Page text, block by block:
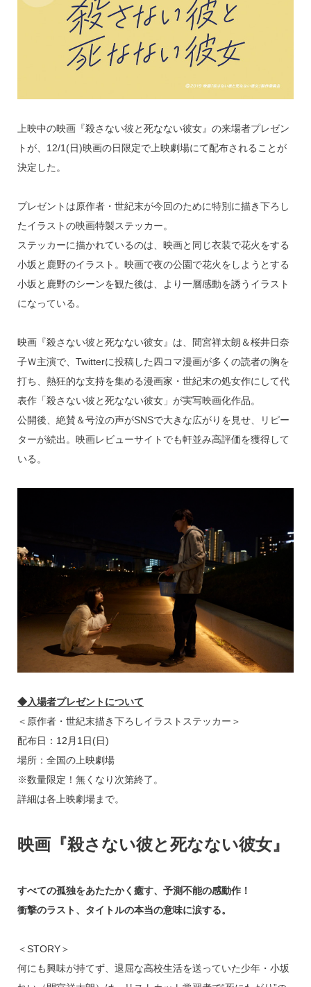
上映中の映画『殺さない彼と死なない彼女』の来場者プレゼン
トが、12/1(日)映画の日限定で上映劇場にて配布されることが
決定した。
プレゼントは原作者・世紀末が今回のために特別に描き下ろし
たイラストの映画特製ステッカー。
ステッカーに描かれているのは、映画と同じ衣装で花火をする
小坂と鹿野のイラスト。映画で夜の公園で花火をしようとする
小坂と鹿野のシーンを観た後は、より一層感動を誘うイラスト
になっている。
映画『殺さない彼と死なない彼女』は、間宮祥太朗＆桜井日奈
子Ｗ主演で、Twitterに投稿した四コマ漫画が多くの読者の胸を
打ち、熱狂的な支持を集める漫画家・世紀末の処女作にして代
表作「殺さない彼と死なない彼女」が実写映画化作品。
公開後、絶賛＆号泣の声がSNSで大きな広がりを見せ、リピー
ターが続出。映画レビューサイトでも軒並み高評価を獲得して
いる。
◆入場者プレゼントについて
＜原作者・世紀末描き下ろしイラストステッカー＞
配布日：12月1日(日)
場所：全国の上映劇場
※数量限定！無くなり次第終了。
詳細は各上映劇場まで。
映画『殺さない彼と死なない彼女』
すべての孤独をあたたかく癒す、予測不能の感動作！
衝撃のラスト、タイトルの本当の意味に涙する。
＜STORY＞
何にも興味が持てず、退屈な高校生活を送っていた少年・小坂